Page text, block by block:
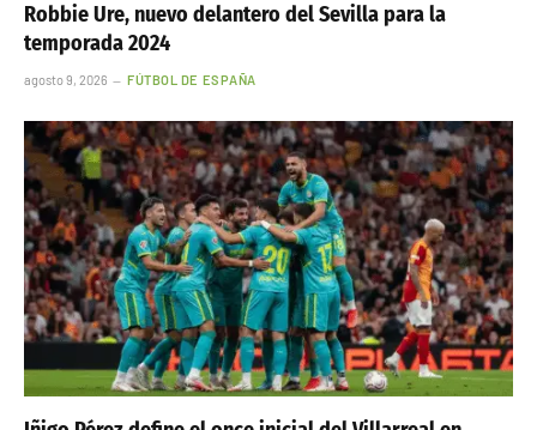
Robbie Ure, nuevo delantero del Sevilla para la
temporada 2024
agosto 9, 2026 FÚTBOL DE ESPAÑA